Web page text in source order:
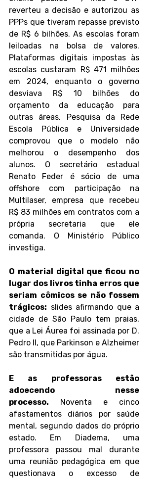
reverteu a decisão e autorizou as
PPPs que tiveram repasse previsto
de R$ 6 bilhões. As escolas foram
leiloadas na bolsa de valores.
Plataformas digitais impostas às
escolas custaram R$ 471 milhões
em 2024, enquanto o governo
desviava R$ 10 bilhões do
orçamento da educação para
outras áreas. Pesquisa da Rede
Escola Pública e Universidade
comprovou que o modelo não
melhorou o desempenho dos
alunos. O secretário estadual
Renato Feder é sócio de uma
offshore com participação na
Multilaser, empresa que recebeu
R$ 83 milhões em contratos com a
própria secretaria que ele
comanda. O Ministério Público
investiga.
O material digital que ficou no
lugar dos livros tinha erros que
seriam cômicos se não fossem
trágicos: slides afirmando que a
cidade de São Paulo tem praias,
que a Lei Áurea foi assinada por D.
Pedro II, que Parkinson e Alzheimer
são transmitidas por água.
E as professoras estão
adoecendo nesse
processo. Noventa e cinco
afastamentos diários por saúde
mental, segundo dados do próprio
estado. Em Diadema, uma
professora passou mal durante
uma reunião pedagógica em que
questionava o excesso de